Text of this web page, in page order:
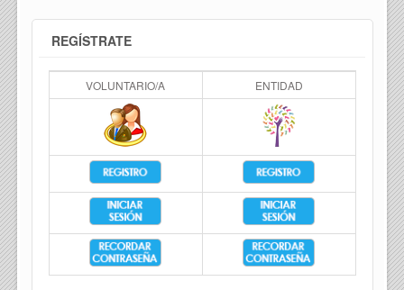
REGÍSTRATE
VOLUNTARIO/A ENTIDAD